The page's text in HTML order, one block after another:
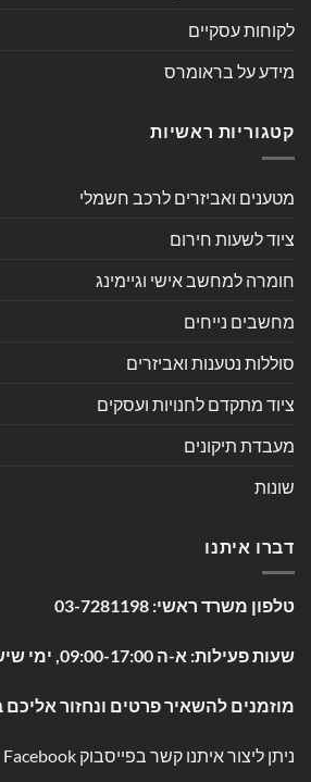
לקוחות עסקיים
מידע על בראומרס
קטגוריות ראשיות
מטענים ואביזרים לרכב חשמלי
ציוד לשעות חירום
חומרה למחשב אישי וגיימינג
מחשבים נייחים
סוללות נטענות ואביזרים
ציוד מתקדם לחנויות ועסקים
מעבדת תיקונים
שונות
דברו איתנו
טלפון משרד ראשי: 03-7281198
שעות פעילות: א-ה 09:00-17:00, ימי שישי 09:00-13:00
מוזמנים להשאיר פרטים ונחזור
ניתן ליצור איתנו קשר בפייסבוק Facebook